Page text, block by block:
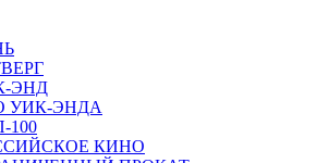
ЭНД
УИК-ЭНДА
100
КИНО